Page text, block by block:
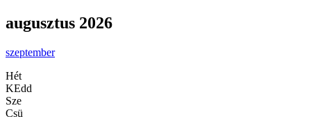
augusztus 2026
szeptember
Hét
KEdd
Sze
Csü